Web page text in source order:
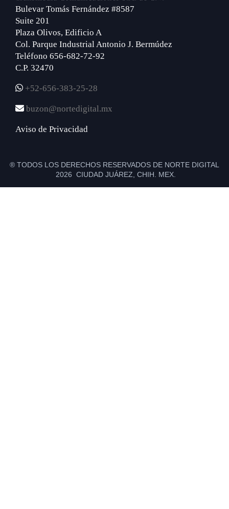
Bulevar Tomás Fernández #8587
Suite 201
Plaza Olivos, Edificio A
Col. Parque Industrial Antonio J. Bermúdez
Teléfono 656-682-72-92
C.P. 32470
+52-656-383-25-28
buzon@nortedigital.mx
Aviso de Privacidad
® TODOS LOS DERECHOS RESERVADOS DE NORTE DIGITAL
2026 CIUDAD JUÁREZ, CHIH. MEX.